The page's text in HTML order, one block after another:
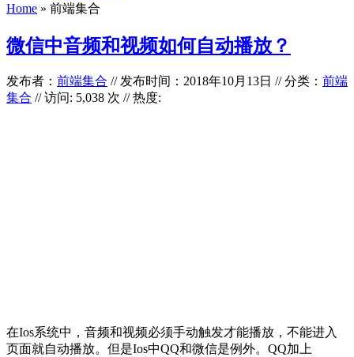
Home » 前端集合
微信中音频和视频如何自动播放？
发布者： 前端集合 //发布时间：2018年10月13日 //分类： 前端
集合 // 访问: 5,038 次 // 热度:
在Ios系统中，音频和视频必须手动触发才能播放，不能进入
页面就自动播放。但是Ios中QQ和微信是例外。QQ加上